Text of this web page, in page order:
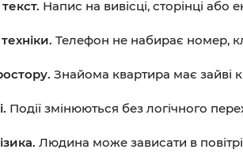
Напис на вивісці, сторінці або
Телефон не набирає номер,
Знайома квартира має зайві
Події змінюються без логічного
Людина може зависати в